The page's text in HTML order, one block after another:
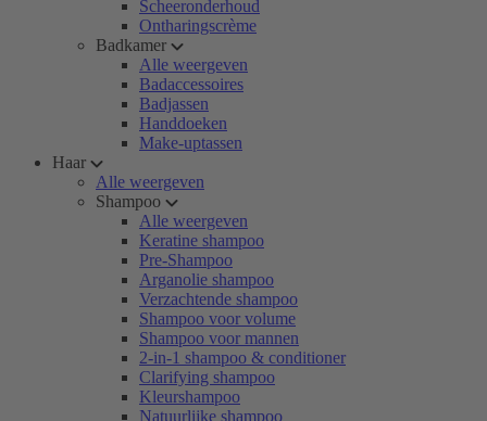
Scheeronderhoud
Ontharingscrème
Badkamer
Alle weergeven
Badaccessoires
Badjassen
Handdoeken
Make-uptassen
Haar
Alle weergeven
Shampoo
Alle weergeven
Keratine shampoo
Pre-Shampoo
Arganolie shampoo
Verzachtende shampoo
Shampoo voor volume
Shampoo voor mannen
2-in-1 shampoo & conditioner
Clarifying shampoo
Kleurshampoo
Natuurlijke shampoo